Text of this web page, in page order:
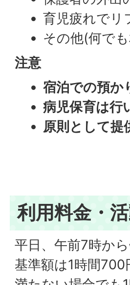
育児疲れでリ
その他(何で
注意
宿泊での預か
病児保育は行
原則として提
利用料金・
平日、午前7時か
基準額は1時間